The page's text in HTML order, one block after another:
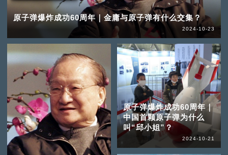
原子弹爆炸成功60周年｜金庸与原子弹有什么交集？
2024-10-23
原子弹爆炸成功60周年｜
中国首颗原子弹为什么
叫“邱小姐”？
2024-10-21